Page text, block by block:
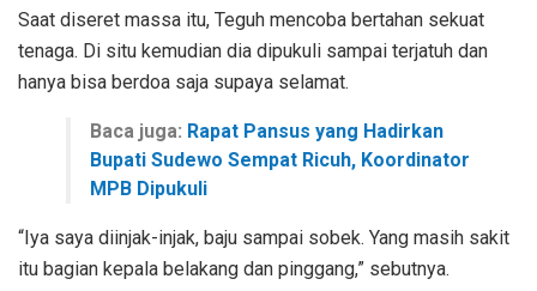
Saat diseret massa itu, Teguh mencoba bertahan sekuat
tenaga. Di situ kemudian dia dipukuli sampai terjatuh dan
hanya bisa berdoa saja supaya selamat.
Baca juga: Rapat Pansus yang Hadirkan
Bupati Sudewo Sempat Ricuh, Koordinator
MPB Dipukuli
“Iya saya diinjak-injak, baju sampai sobek. Yang masih sakit
itu bagian kepala belakang dan pinggang,” sebutnya.